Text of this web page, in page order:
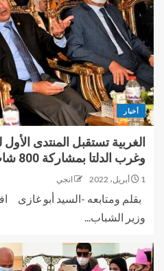
أخبار
الغربية تستقبل المنتدى
وغرب الدلتا بمشاركة 800 شاب وفتاة
1 أبريل، 2022 انجي
بقلم ومتابعه -السيد أبو غازى
وزير الشباب...